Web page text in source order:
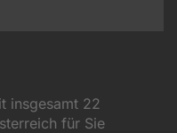
insgesamt 22
für Sie